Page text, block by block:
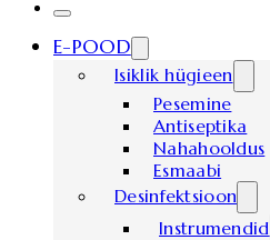
E-POOD
Isiklik hügieen
Pesemine
Antiseptika
Nahahooldus
Esmaabi
Desinfektsioon
Instrumendid